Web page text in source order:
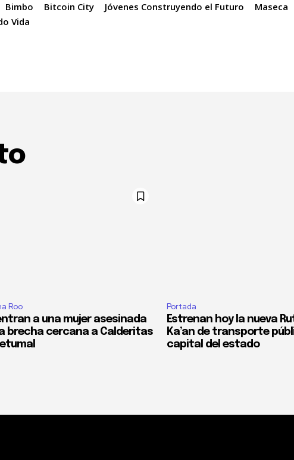
Bimbo Bitcoin City Jóvenes Construyendo el Futuro
Maseca
Vida
Roo
a una mujer asesinada
brecha cercana a Calderitas
Portada
Estrenan hoy la nueva
Ka’an de transporte
capital del estado